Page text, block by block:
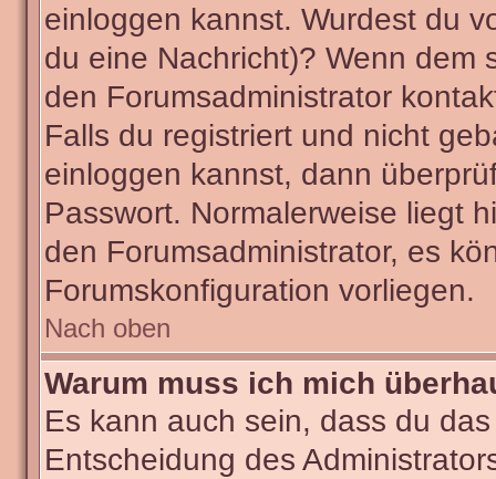
einloggen kannst. Wurdest du
du eine Nachricht)? Wenn dem
den Forumsadministrator
Falls du registriert und nicht
einloggen kannst, dann
Passwort. Normalerweise liegt
den Forumsadministrator, es
Forumskonfiguration vorliegen.
Nach oben
Warum muss ich mich
Es kann auch sein, dass du
Entscheidung des